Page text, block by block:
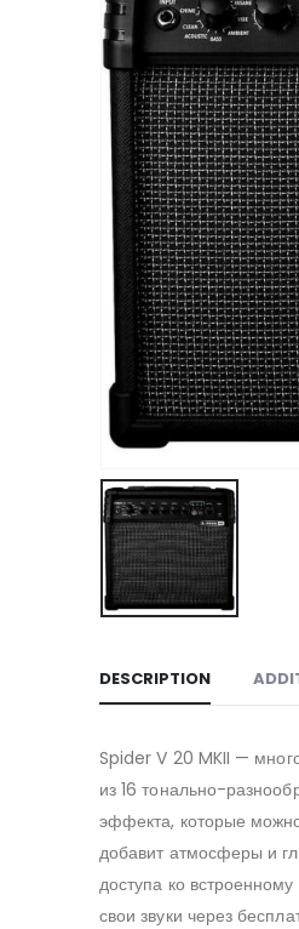
DESCRIPTION
Spider V 20 MKII —
из 16 тонально-
эффекта, которые
добавит атмосферы и
доступа ко
свои звуки через